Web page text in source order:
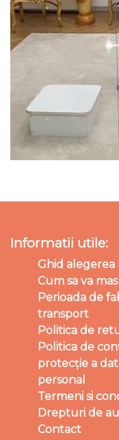
Informatii utile:
Ghid alegerea
Cum sa va
Perioada de
transport
Politica de
Politica de
protecție a
personal
Termeni si
Drepturi de
Contact